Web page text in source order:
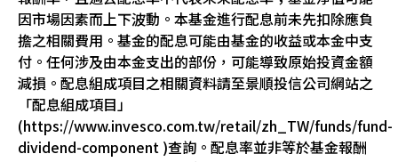
因市場因素而上下波動。本基金進行配息前未先扣除應負
擔之相關費用。基金的配息可能由基金的收益或本金中支
付。任何涉及由本金支出的部份，可能導致原始投資金額
減損。配息組成項目之相關資料請至景順投信公司網站之
「配息組成項目」
(https://www.invesco.com.tw/retail/zh_TW/funds/fund-
dividend-component )查詢。配息率並非等於基金報酬